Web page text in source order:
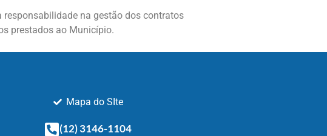
na gestão dos contratos
prestados ao Município.
Mapa do SIte
(12) 3146-1104